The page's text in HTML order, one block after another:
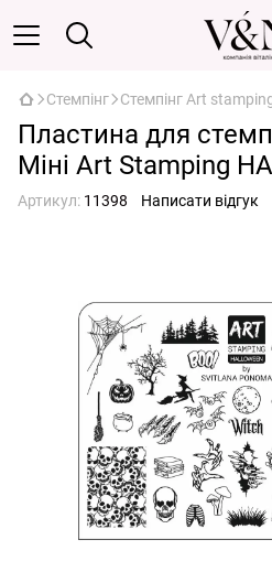
Стемпінг Стемпінг Art
Пластина для
Міні Art Stamping
Артикул: 11398 Написати відгук